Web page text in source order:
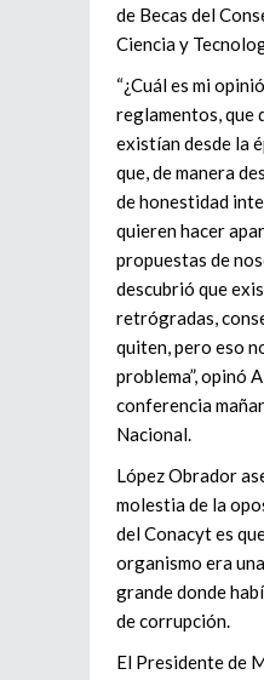
de Becas del
Ciencia y
“¿Cuál es mi
reglamentos, que
existían desde la
que, de manera
de honestidad
quieren hacer
propuestas de
descubrió que
retrógradas,
quiten, pero eso
problema”, opinó
conferencia
Nacional.
López Obrador
molestia de la
del Conacyt es
organismo era
grande donde
de corrupción.
El Presidente de